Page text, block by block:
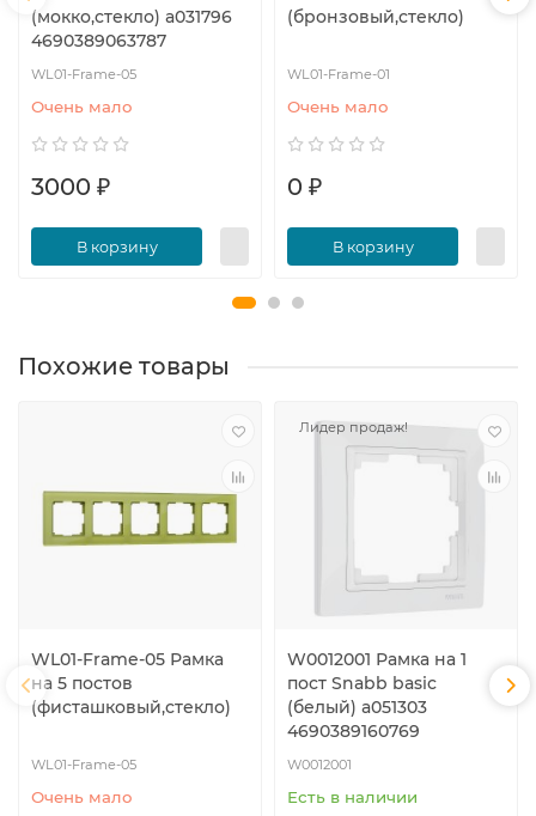
(мокко,стекло) a031796
4690389063787
WL01-Frame-05
Очень мало
3000 ₽
В корзину
(бронзовый,стекло)
WL01-Frame-01
Очень мало
0 ₽
В корзину
Похожие товары
WL01-Frame-05 Рамка
на 5 постов
(фисташковый,стекло)
WL01-Frame-05
Очень мало
Лидер продаж!
W0012001 Рамка на 1
пост Snabb basic
(белый) a051303
4690389160769
W0012001
Есть в наличии